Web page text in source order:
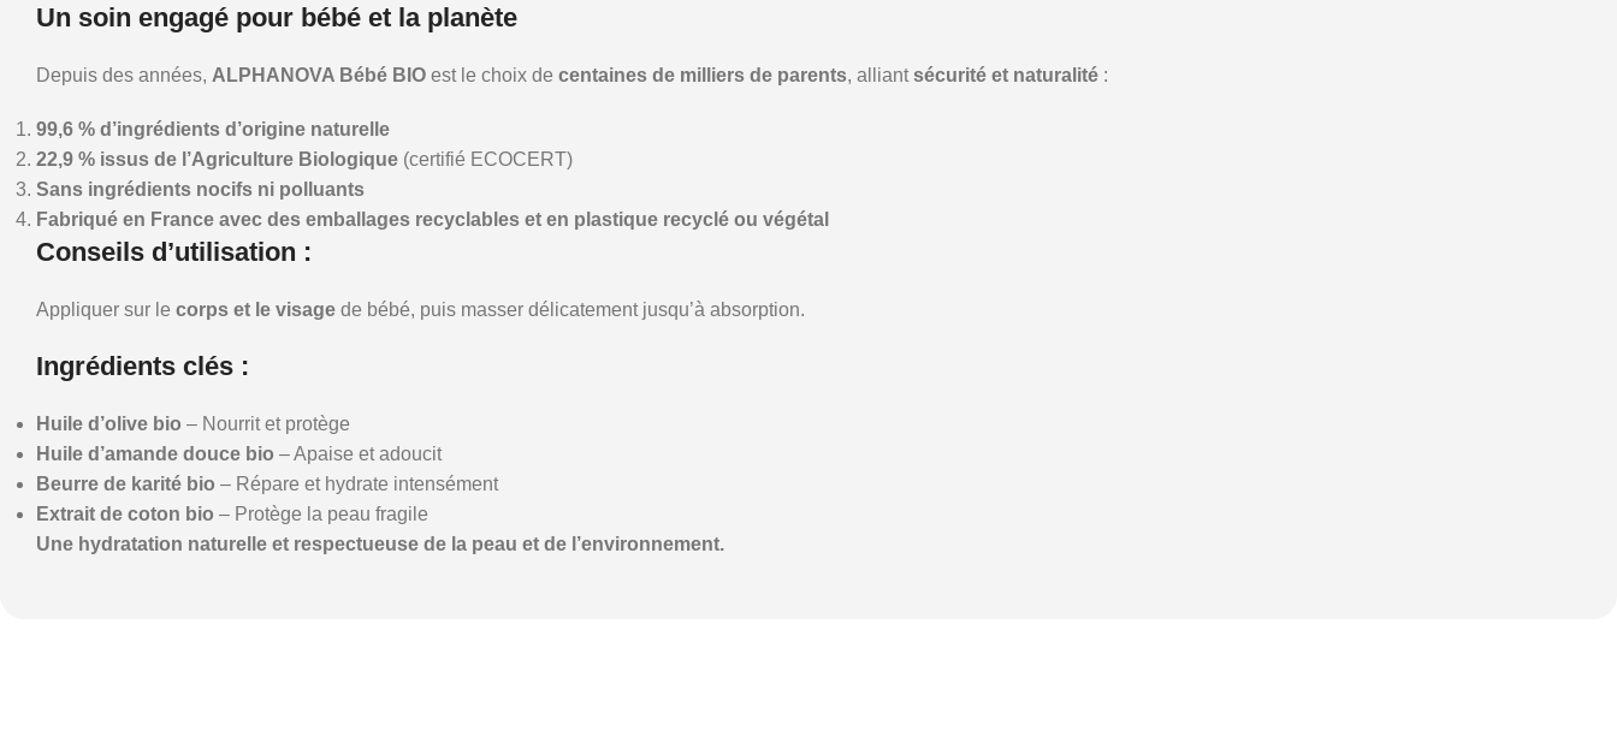
Un soin engagé pour bébé et la planète
Depuis des années, ALPHANOVA Bébé BIO est le choix de centaines de milliers de parents, alliantsécurité et naturalité :
99,6 % d’ingrédients d’origine naturelle
22,9 % issus de l’Agriculture Biologique (certifié ECOCERT)
Sans ingrédients nocifs ni polluants
Fabriqué en France avec des emballages recyclables et en plastique recyclé ou végétal
Conseils d’utilisation :
Appliquer sur le corps et le visage de bébé, puis masser délicatement jusqu’à absorption.
Ingrédients clés :
Huile d’olive bio – Nourrit et protège
Huile d’amande douce bio – Apaise et adoucit
Beurre de karité bio – Répare et hydrate intensément
Extrait de coton bio – Protège la peau fragile
Une hydratation naturelle et respectueuse de la peau et de l’environnement.